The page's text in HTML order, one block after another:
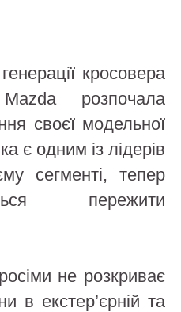
кросовера
розпочала
своєї модельної
є одним із лідерів
сегменті, тепер
пережити
не розкриває
в екстер’єрній та